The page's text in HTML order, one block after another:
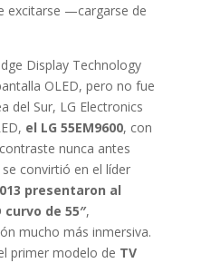
excitarse —cargarse de
Display Technology
OLED, pero no fue
del Sur, LG Electronics
el LG 55EM9600, con
nunca antes
convirtió en el líder
presentaron al
curvo de 55″,
mucho más inmersiva.
primer modelo de TV